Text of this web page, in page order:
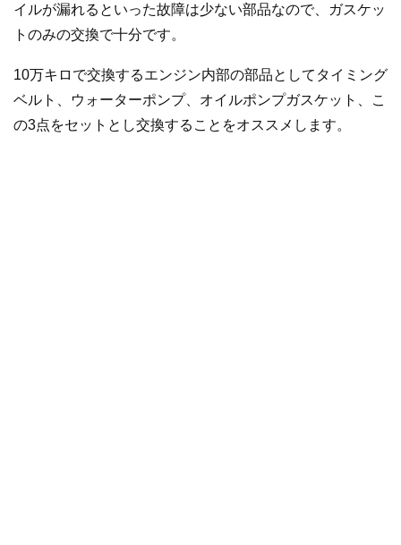
イルが漏れるといった故障は少ない部品なので、ガスケッ
トのみの交換で十分です。
10万キロで交換するエンジン内部の部品としてタイミング
ベルト、ウォーターポンプ、オイルポンプガスケット、こ
の3点をセットとし交換することをオススメします。